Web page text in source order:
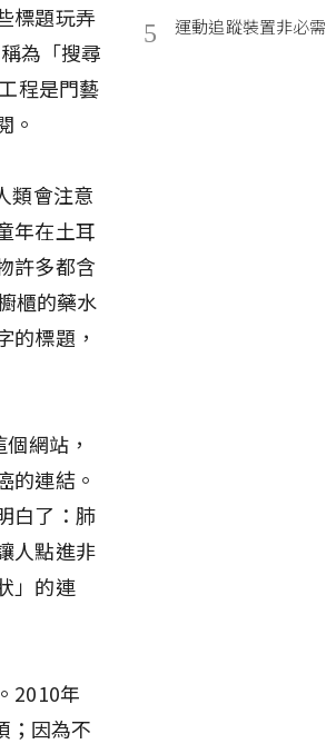
標題玩弄
為「搜尋
程是門藝
。
類會注意
年在土耳
許多都含
櫃的藥水
的標題，
網站，
的連結。
白了：肺
人點進非
」的連
2010年
；因為不
5 運動追蹤裝置非必需